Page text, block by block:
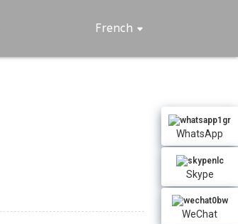
French
WhatsApp
Skype
WeChat